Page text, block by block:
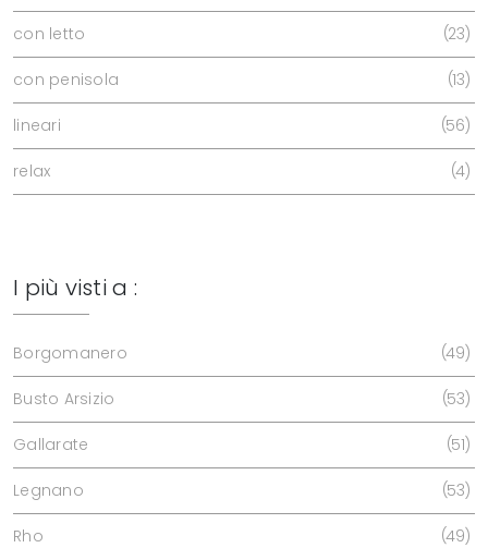
con letto 23
con penisola 13
lineari 56
relax 4
I più visti a :
Borgomanero 49
Busto Arsizio 53
Gallarate 51
Legnano 53
Rho 49